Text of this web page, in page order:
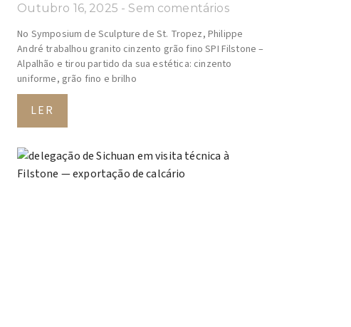
Outubro 16, 2025 Sem comentários
No Symposium de Sculpture de St. Tropez, Philippe
André trabalhou granito cinzento grão fino SPI Filstone –
Alpalhão e tirou partido da sua estética: cinzento
uniforme, grão fino e brilho
LER